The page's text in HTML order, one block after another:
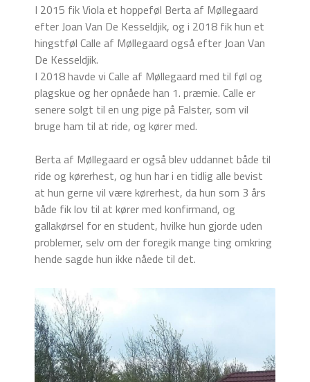
I 2015 fik Viola et hoppeføl Berta af Møllegaard
efter Joan Van De Kesseldjik, og i 2018 fik hun et
hingstføl Calle af Møllegaard også efter Joan Van
De Kesseldjik.
I 2018 havde vi Calle af Møllegaard med til føl og
plagskue og her opnåede han 1. præmie. Calle er
senere solgt til en ung pige på Falster, som vil
bruge ham til at ride, og kører med.
Berta af Møllegaard er også blev uddannet både til
ride og kørerhest, og hun har i en tidlig alle bevist
at hun gerne vil være kørerhest, da hun som 3 års
både fik lov til at kører med konfirmand, og
gallakørsel for en student, hvilke hun gjorde uden
problemer, selv om der foregik mange ting omkring
hende sagde hun ikke nåede til det.